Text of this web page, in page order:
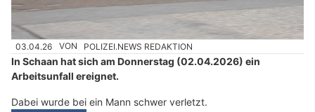
03.04.26 VON POLIZEI.NEWS REDAKTION
In Schaan hat sich am Donnerstag (02.04.2026) ein
Arbeitsunfall ereignet.
Dabei wurde bei ein Mann schwer verletzt.